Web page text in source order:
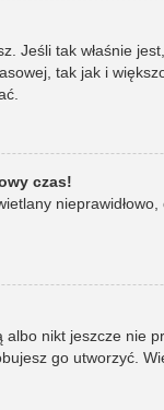
Jeśli tak właśnie
tak jak i
czas!
nikt jeszcze nie
go utworzyć.